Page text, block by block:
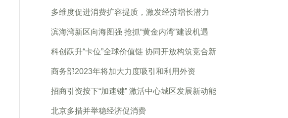
多维度促进消费扩容提质，激发经济增长潜力
滨海湾新区向海图强 抢抓“黄金内湾”建设机遇
科创跃升“卡位”全球价值链 协同开放构筑竞合新
商务部2023年将加大力度吸引和利用外资
招商引资按下“加速键” 激活中心城区发展新动能
北京多措并举稳经济促消费